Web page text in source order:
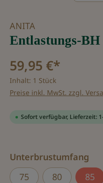
ANITA
Entlastungs-BH
59,95 €*
Inhalt: 1 Stück
Preise inkl. MwSt. zzgl.
Sofort verfügbar, Lieferzeit:
Unterbrustumfang
75
80 85